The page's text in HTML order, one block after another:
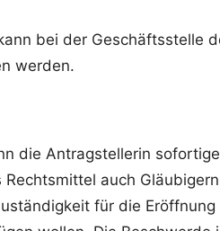
bei der Geschäftsstelle
werden.
die Antragstellerin
auch
für die Eröffnung